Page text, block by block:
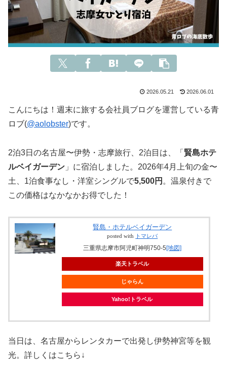
2026.05.21 2026.06.01
こんにちは！週末に旅する会社員ブログを運営している青
ロブ(@aolobster)です。
2泊3日の名古屋〜伊勢・志摩旅行、2泊目は、「 賢島ホテ
ルベイガーデン 」に宿泊しました。2026年4月上旬の金〜
土、1泊食事なし・洋室シングルで5,500円 。温泉付きで
この価格はなかなかお得でした！
賢島・ホテルベイガーデン
posted with トマレバ
三重県志摩市阿児町神明750-5 [地図]
楽天トラベル
じゃらん
Yahoo!トラベル
当日は、名古屋からレンタカーで出発し伊勢神宮等を観
光。詳しくはこちら↓